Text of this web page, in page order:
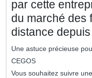
par cette
du marché des
distance
Une astuce précieuse
CEGOS
Vous souhaitez suivre